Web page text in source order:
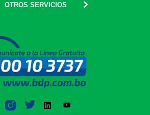
OTROS SERVICIOS